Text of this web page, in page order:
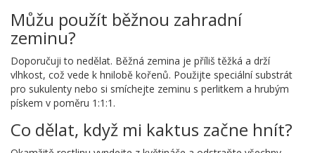
Můžu použít běžnou zahradní
zeminu?
Doporučuji to nedělat. Běžná zemina je příliš těžká a drží
vlhkost, což vede k hnilobě kořenů. Použijte speciální substrát
pro sukulenty nebo si smíchejte zeminu s perlitkem a hrubým
pískem v poměru 1:1:1.
Co dělat, když mi kaktus začne hnít?